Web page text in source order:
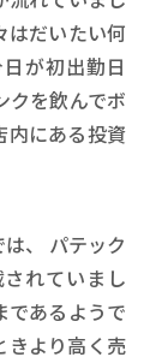
はだいたい何
が初出勤日
クを飲んでボ
内にある投資
、 パテック
れていまし
であるようで
きより高く売